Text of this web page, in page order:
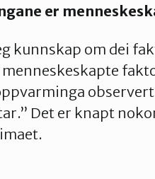
er
kunnskap om dei
Det er knapt